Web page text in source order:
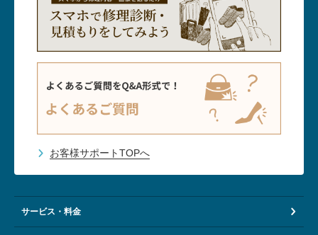
お客様サポートTOPへ
サービス・料金